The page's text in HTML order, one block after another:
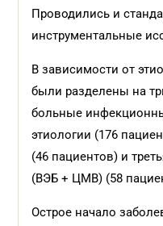
Проводились и
инструментальные
В зависимости от
были разделены на
больные
этиологии (176
(46 пациентов) и
(ВЭБ + ЦМВ) (58
Острое начало